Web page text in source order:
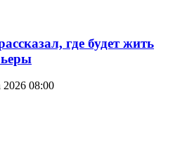
где будет жить
2026 08:00